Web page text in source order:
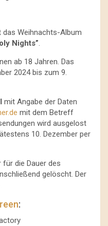
das Weihnachts-Album
Nights”.
ab 18 Jahren. Das
2024 bis zum 9.
mit Angabe der Daten
mit dem Betreff
wird ausgelost
10. Dezember per
für die Dauer des
gelöscht. Der
: